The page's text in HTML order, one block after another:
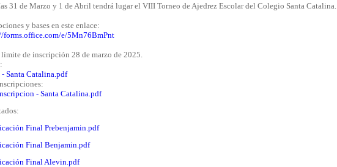
31 de Marzo y 1 de Abril tendrá lugar el VIII Torneo de Ajedrez Escolar del Colegio Santa Catalina.
y bases en este enlace:
forms.office.com/e/5Mn76BmPnt
límite de inscripción 28 de marzo de 2025.
Santa Catalina.pdf
- Santa Catalina.pdf
Final Prebenjamin.pdf
Final Benjamin.pdf
Final Alevin.pdf